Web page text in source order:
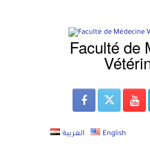
Faculté de
العربية English